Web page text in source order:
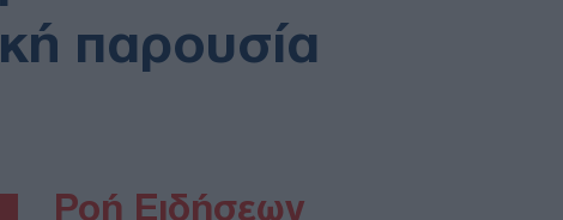
παρουσία
Ροή Ειδήσεων